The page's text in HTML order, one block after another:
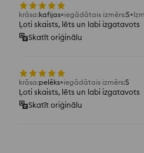
krāsa:kafijas iegādātais izmērs:S
Ļoti skaists, lēts un labi izgatavots
Skatīt oriģinālu
krāsa:pelēks iegādātais izmērs:S
Ļoti skaists, lēts un labi izgatavots
Skatīt oriģinālu